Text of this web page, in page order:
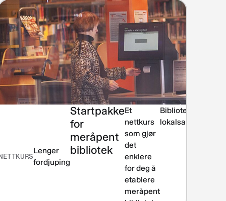
Lenger
fordjuping
Startpakke
for
meråpent
bibliotek
Et
nettkurs
som gjør
det
enklere
for deg å
etablere
meråpent
Biblioteket i
lokalsamfunnet